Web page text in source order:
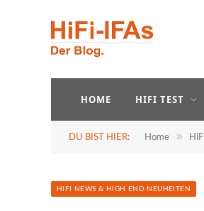
HOME HIFI TEST
DU BIST HIER: Home »
HIFI NEWS & HIGH END NEUHEITEN